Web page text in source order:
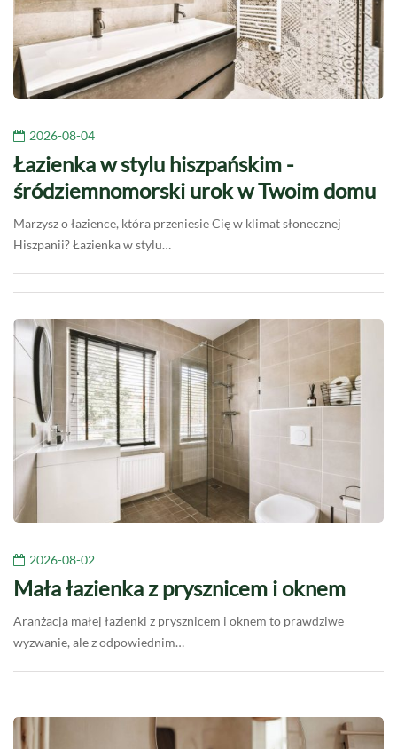
2026-08-04
Łazienka w stylu hiszpańskim -
śródziemnomorski urok w Twoim domu
Marzysz o łazience, która przeniesie Cię w klimat słonecznej
Hiszpanii? Łazienka w stylu…
2026-08-02
Mała łazienka z prysznicem i oknem
Aranżacja małej łazienki z prysznicem i oknem to prawdziwe
wyzwanie, ale z odpowiednim…